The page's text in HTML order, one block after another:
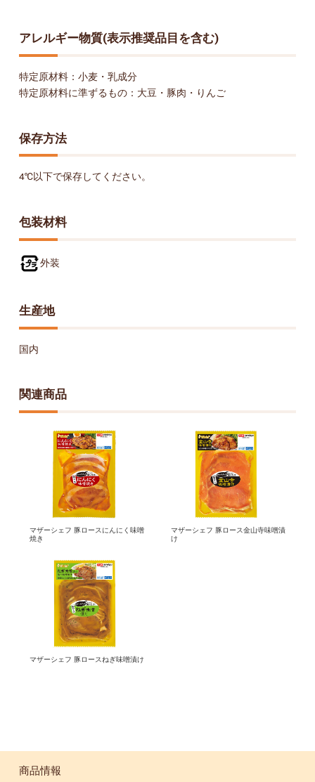
アレルギー物質(表示推奨品目を含む)
特定原材料：小麦・乳成分
特定原材料に準ずるもの：大豆・豚肉・りんご
保存方法
4℃以下で保存してください。
包装材料
外装
生産地
国内
関連商品
マザーシェフ 豚ロースにんにく味噌
焼き
マザーシェフ 豚ロース金山寺味噌漬
け
マザーシェフ 豚ロースねぎ味噌漬け
商品情報